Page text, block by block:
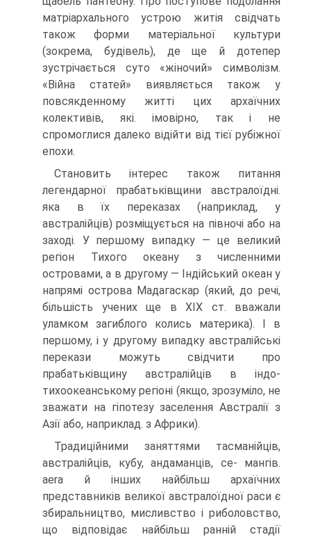
матріархального устрою житія свідчать
також форми матеріальної культури
(зокрема, будівель), де ще й дотепер
зустрічається суто «жіночий» символізм.
«Війна статей» виявляється також у
повсякденному житті цих ар­хаїчних
колективів, які. імовірно, так і не
спромоглися далеко відійти від тієї рубіжної
епохи.
Становить інтерес також питання
легендарної прабатьківщини австрало­їдні.
яка в їх переказах (наприклад, у
австралійців) розміщується на півночі або на
заході. У першому випадку — це великий
регіон Тихого океану з численни­ми
островами, а в другому — Індійський океан у
напрямі острова Мадагаскар (який, до речі,
більшість учених ще в XIX ст. вважали
уламком загиблого колись материка). І в
першому, і у другому випадку австралійські
перекази можуть свідчити про
прабатьківщину австралійців в індо-
тихоокеанському регіоні (як­що, зрозуміло, не
зважати на гіпотезу заселення Австралії з
Азії або, напри­клад. з Африки).
Традиційними заняттями тасманійців,
австралійців, кубу, андаманців, се- мангів.
aera й інших найбільш архаїчних
представників великої австралоїдної раси є
збиральництво, мисливство і риболовство,
що відповідає найбільш ранній стадії